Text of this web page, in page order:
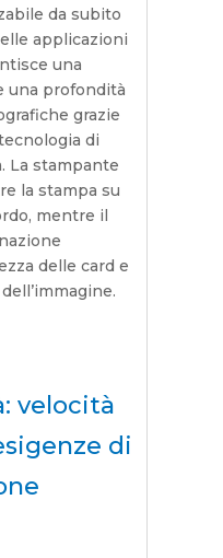
da subito
applicazioni
una
una profondità
grazie
di
La stampante
la stampa su
mentre il
delle card e
velocità
di